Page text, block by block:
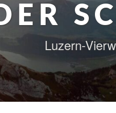
Luzern-